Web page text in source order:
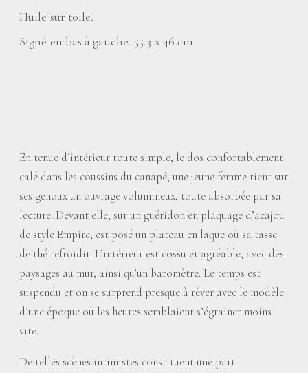
Huile sur toile.
Signé en bas à gauche. 55.3 x 46 cm
En tenue d’intérieur toute simple, le dos confortablement
calé dans les coussins du canapé, une jeune femme tient sur
ses genoux un ouvrage volumineux, toute absorbée par sa
lecture. Devant elle, sur un guéridon en plaquage d’acajou
de style Empire, est posé un plateau en laque où sa tasse
de thé refroidit. L’intérieur est cossu et agréable, avec des
paysages au mur, ainsi qu’un baromètre. Le temps est
suspendu et on se surprend presque à rêver avec le modèle
d’une époque où les heures semblaient s’égrainer moins
vite.
De telles scènes intimistes constituent une part